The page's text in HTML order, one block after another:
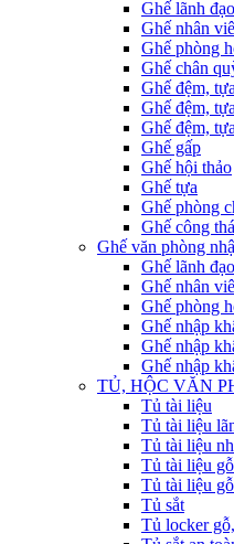
Ghế lãnh đạo
Ghế nhân
Ghế phòng
Ghế chân
Ghế đệm,
Ghế đệm,
Ghế đệm,
Ghế gấp
Ghế hội thảo
Ghế tựa
Ghế phòng
Ghế công
Ghế văn phòng
Ghế lãnh
Ghế nhân
Ghế phòng
Ghế nhập
Ghế nhập
Ghế nhập
TỦ, HỘC VĂN
Tủ tài liệu
Tủ tài liệu
Tủ tài liệu
Tủ tài liệu
Tủ tài liệu
Tủ sắt
Tủ locker